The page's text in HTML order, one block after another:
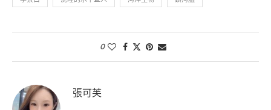
0
張可芙